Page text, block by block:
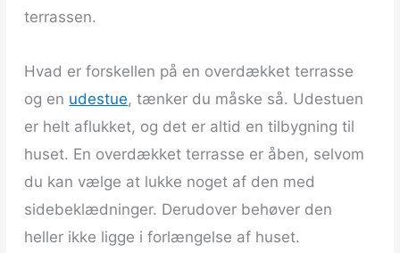
terrassen.
Hvad er forskellen på en overdækket terrasse
og en udestue, tænker du måske så. Udestuen
er helt aflukket, og det er altid en tilbygning til
huset. En overdækket terrasse er åben, selvom
du kan vælge at lukke noget af den med
sidebeklædninger. Derudover behøver den
heller ikke ligge i forlængelse af huset.